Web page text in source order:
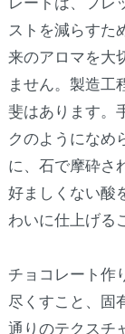
ストを減らすた
来のアロマを大
ません。製造工
斐はあります。
クのようになめ
に、石で摩砕さ
好ましくない酸
わいに仕上げる
チョコレート作
尽くすこと、固
通りのテクスチ